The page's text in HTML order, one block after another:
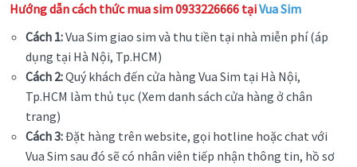
Hướng dẫn cách thức mua sim 0933226666 tạiVua Sim
Cách 1:Vua Sim giao sim và thu tiền tại nhà miễn phí (áp
dụng tại Hà Nội, Tp.HCM)
Cách 2:Quý khách đến cửa hàng Vua Sim tại Hà Nội,
Tp.HCM làm thủ tục (Xem danh sách cửa hàng ở chân
trang)
Cách 3:Đặt hàng trên website, gọi hotline hoặc chat với
Vua Sim sau đó sẽ có nhân viên tiếp nhận thông tin, hồ sơ